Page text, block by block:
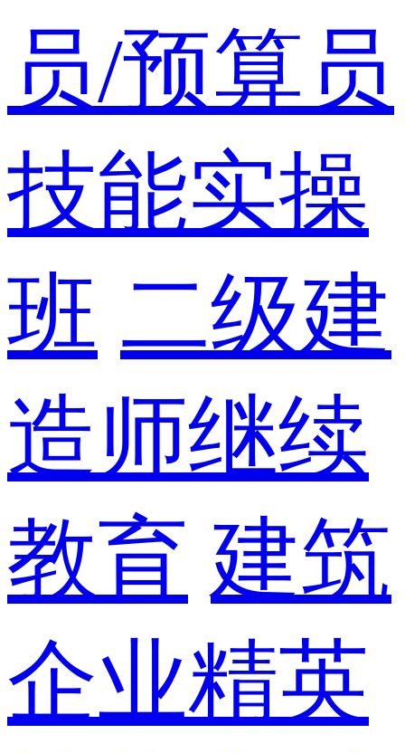
员/预算员
技能实操
班 二级建
造师继续
教育 建筑
企业精英